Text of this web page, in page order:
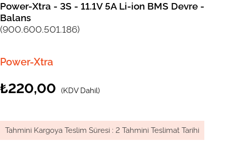
Power-Xtra - 3S - 11.1V 5A Li-ion BMS Devre -
Balans
(900.600.501.186)
Power-Xtra
₺220,00 (KDV Dahil)
Tahmini Kargoya Teslim Süresi : 2 Tahmini Teslimat Tarihi